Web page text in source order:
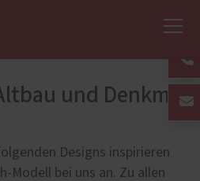
und Denkmal
Designs inspirieren
Modell bei uns an. Zu allen